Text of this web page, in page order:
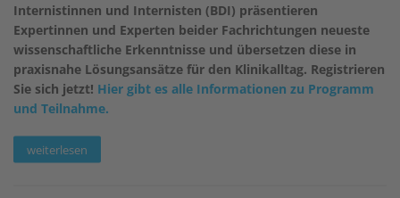
Internistinnen und Internisten (BDI) präsentieren
Expertinnen und Experten beider Fachrichtungen neueste
wissenschaftliche Erkenntnisse und übersetzen diese in
praxisnahe Lösungsansätze für den Klinikalltag. Registrieren
Sie sich jetzt! Hier gibt es alle Informationen zu Programm
und Teilnahme.
weiterlesen